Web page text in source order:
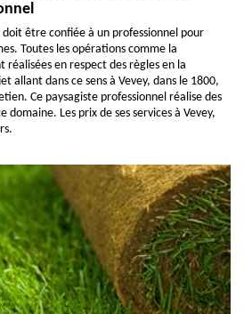
doit être confiée à un professionnel pour
Toutes les opérations comme la
en respect des règles en la
allant dans ce sens à Vevey, dans le 1800,
Ce paysagiste professionnel réalise des
domaine. Les prix de ses services à Vevey,